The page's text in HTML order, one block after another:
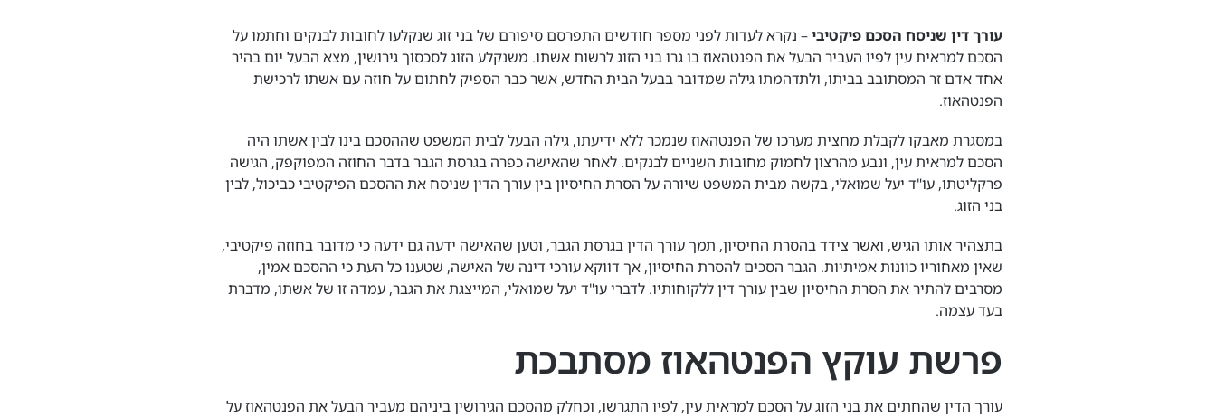
עורך דין שניסח הסכם פיקטיבי– נקרא לעדות לפני מספר חודשים התפרסם סיפורם של בני זוג שנקלעו לחובות לבנקים וחתמו על
הסכם למראית עין לפיו העביר הבעל את הפנטהאוז בו גרו בני הזוג לרשות אשתו. משנקלע הזוג לסכסוך גירושין, מצא הבעל יום בהיר
אחד אדם זר המסתובב בביתו, ולתדהמתו גילה שמדובר בבעל הבית החדש, אשר כבר הספיק לחתום על חוזה עם אשתו לרכישת
הפנטהאוז.
במסגרת מאבקו לקבלת מחצית מערכו של הפנטהאוז שנמכר ללא ידיעתו, גילה הבעל לבית המשפט שההסכם בינו לבין אשתו היה
הסכם למראית עין, ונבע מהרצון לחמוק מחובות השניים לבנקים. לאחר שהאישה כפרה בגרסת הגבר בדבר החוזה המפוקפק, הגישה
פרקליטתו, עו"ד יעל שמואלי, בקשה מבית המשפט שיורה על הסרת החיסיון בין עורך הדין שניסח את ההסכם הפיקטיבי כביכול, לבין
בני הזוג.
בתצהיר אותו הגיש, ואשר צידד בהסרת החיסיון, תמך עורך הדין בגרסת הגבר, וטען שהאישה ידעה גם ידעה כי מדובר בחוזה פיקטיבי,
שאין מאחוריו כוונות אמיתיות. הגבר הסכים להסרת החיסיון, אך דווקא עורכי דינה של האישה, שטענו כל העת כי ההסכם אמין,
מסרבים להתיר את הסרת החיסיון שבין עורך דין ללקוחותיו. לדברי עו"ד יעל שמואלי, המייצגת את הגבר, עמדה זו של אשתו, מדברת
בעד עצמה.
פרשת עוקץ הפנטהאוז מסתבכת
עורך הדין שהחתים את בני הזוג על הסכם למראית עין, לפיו התגרשו, וכחלק מהסכם הגירושין ביניהם מעביר הבעל את הפנטהאוז על